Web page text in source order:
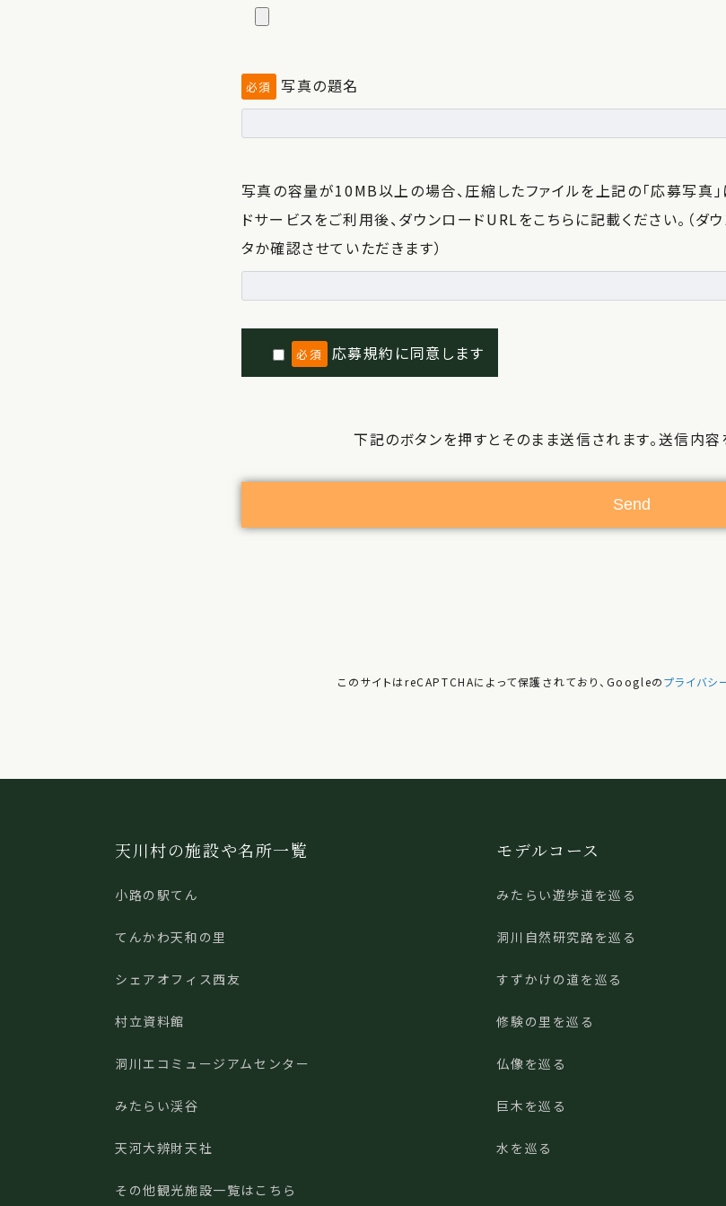
必須 写真の題名
写真の容量が10MB以上の場合、圧縮したファイルを上記の「応募写真
ドサービスをご利用後、ダウンロードURLをこちらに記載ください。（ダ
タか確認させていただきます）
必須 応募規約に同意します
下記のボタンを押すとそのまま送信されます。送信内容
このサイトはreCAPTCHAによって保護されており、Googleのプライバシ
天川村の施設や名所一覧
小路の駅てん
てんかわ天和の里
シェアオフィス西友
村立資料館
洞川エコミュージアムセンター
みたらい渓谷
天河大辨財天社
その他観光施設一覧はこちら
モデルコース
みたらい遊歩道を巡る
洞川自然研究路を巡る
すずかけの道を巡る
修験の里を巡る
仏像を巡る
巨木を巡る
水を巡る